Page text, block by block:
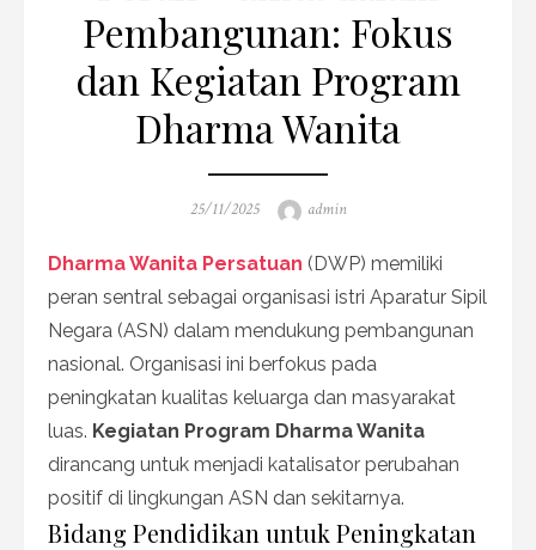
Pembangunan: Fokus
dan Kegiatan Program
Dharma Wanita
Posted
25/11/2025 Author
admin
Dharma Wanita Persatuan (DWP) memiliki
peran sentral sebagai organisasi istri Aparatur Sipil
Negara (ASN) dalam mendukung pembangunan
nasional. Organisasi ini berfokus pada
peningkatan kualitas keluarga dan masyarakat
luas. Kegiatan Program Dharma Wanita
dirancang untuk menjadi katalisator perubahan
positif di lingkungan ASN dan sekitarnya.
Bidang Pendidikan untuk Peningkatan